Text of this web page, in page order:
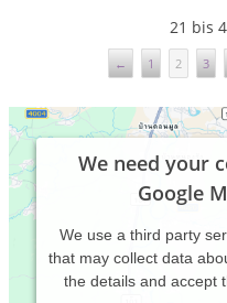
21 bis
← 1 2 3
We need your
Google
We use a third party
that may collect data
the details and accept